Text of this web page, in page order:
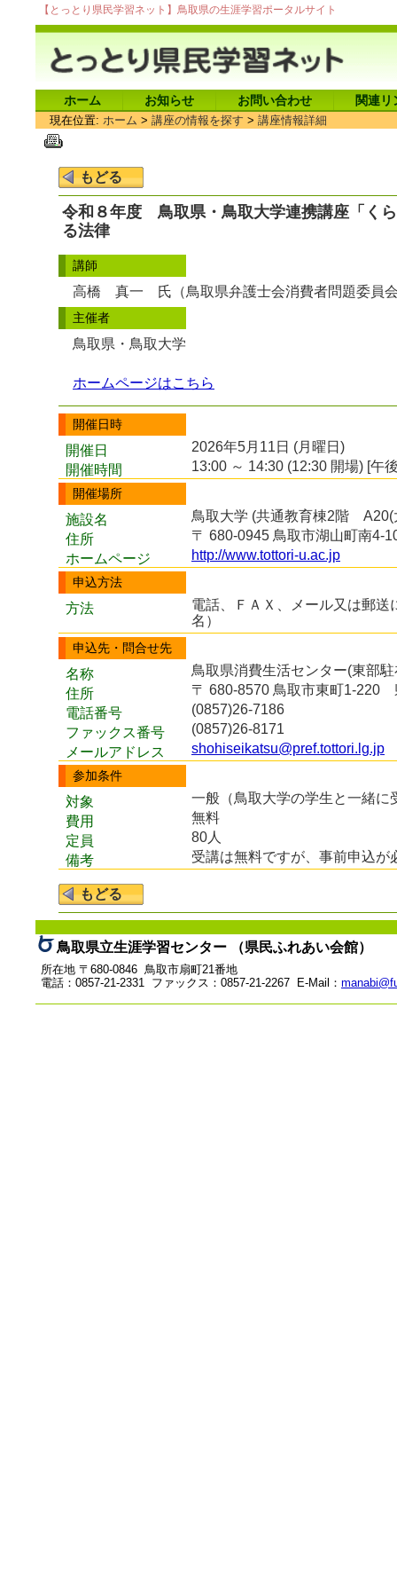
【とっとり県民学習ネット】鳥取県の生涯学習ポータルサイト
ホーム お知らせ お問い合わせ 関連リ
現在位置: ホーム > 講座の情報を探す > 講座情報詳細
令和８年度 鳥取県・鳥取大学連携講座「く
る法律
講師
高橋 真一 氏（鳥取県弁護士会消費者問題委
主催者
鳥取県・鳥取大学
ホームページはこちら
開催日時
開催日
2026年5月11日 (月曜日)
開催時間
13:00 ～ 14:30 (12:30 開場) [午
開催場所
施設名
鳥取大学 (共通教育棟2階 A20(
住所
〒 680-0945 鳥取市湖山町南4-
ホームページ
http://www.tottori-u.ac.jp
申込方法
方法
電話、ＦＡＸ、メール又は郵
名）
申込先・問合せ先
名称
鳥取県消費生活センター(東部駐
住所
〒 680-8570 鳥取市東町1-220
電話番号
(0857)26-7186
ファックス番号
(0857)26-8171
メールアドレス
shohiseikatsu@pref.tottori.lg.jp
参加条件
対象
一般（鳥取大学の学生と一緒に
費用
無料
定員
80人
備考
受講は無料ですが、事前申込が
鳥取県立生涯学習センター （県民ふれあい会館）
所在地 〒680-0846 鳥取市扇町21番地
電話：0857-21-2331 ファックス：0857-21-2267 E-Mail：